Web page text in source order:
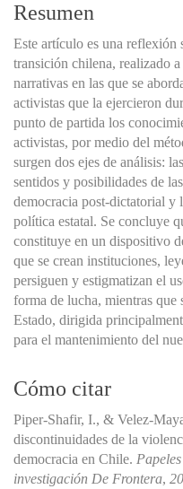
Resumen
Este artículo es una
transición chilena, realizado
narrativas en las que se
activistas que la ejercieron
punto de partida los
activistas, por medio del
surgen dos ejes de análisis:
sentidos y posibilidades de
democracia post-dictatorial y
política estatal. Se concluye
constituye en un dispositivo
que se crean instituciones,
persiguen y estigmatizan el
forma de lucha, mientras
Estado, dirigida
para el mantenimiento del
Cómo citar
Piper-Shafir, I., & Velez-
discontinuidades de la
democracia en Chile.
investigación De Frontera,